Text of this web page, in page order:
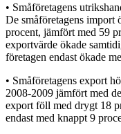
• Småföretagens
De småföretagens import
procent, jämfört med 59
exportvärde ökade
företagen endast ökade
• Småföretagens export
2008-2009 jämfört med
export föll med drygt 18
endast med knappt 9